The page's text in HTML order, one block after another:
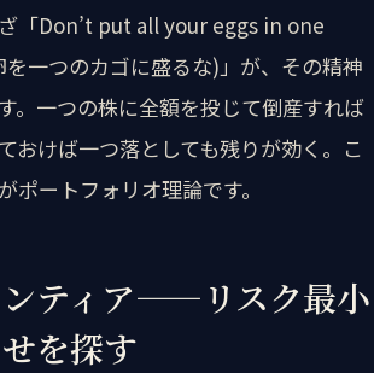
「Don’t put all your eggs in one
一つのカゴに盛るな)」が、その精神
。一つの株に全額を投じて倒産すれば
おけば一つ落としても残りが効く。こ
ポートフォリオ理論です。
ティア——リスク最小
を探す